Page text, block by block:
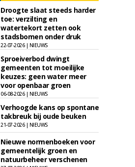
Droogte slaat steeds harder
toe: verzilting en
watertekort zetten ook
stadsbomen onder druk
22-07-2026 | NIEUWS
Sproeiverbod dwingt
gemeenten tot moeilijke
keuzes: geen water meer
voor openbaar groen
06-08-2026 | NIEUWS
Verhoogde kans op spontane
takbreuk bij oude beuken
21-07-2026 | NIEUWS
Nieuwe normenboeken voor
gemeentelijk groen en
natuurbeheer verschenen